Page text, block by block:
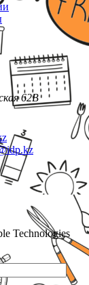
62В
Technologies